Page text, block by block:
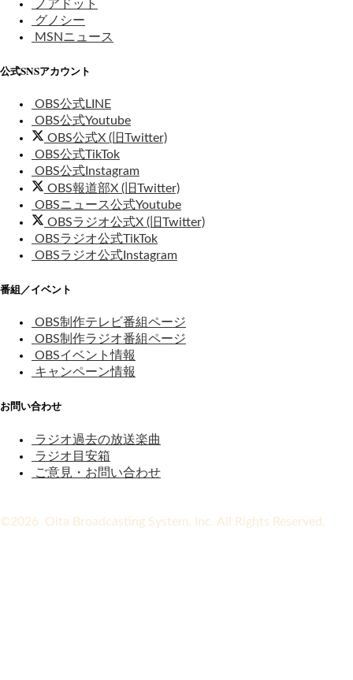
ノアドット
グノシー
MSNニュース
公式SNSアカウント
OBS公式LINE
OBS公式Youtube
OBS公式X (旧Twitter)
OBS公式TikTok
OBS公式Instagram
OBS報道部X (旧Twitter)
OBSニュース公式Youtube
OBSラジオ公式X (旧Twitter)
OBSラジオ公式TikTok
OBSラジオ公式Instagram
番組／イベント
OBS制作テレビ番組ページ
OBS制作ラジオ番組ページ
OBSイベント情報
キャンペーン情報
お問い合わせ
ラジオ過去の放送楽曲
ラジオ目安箱
ご意見・お問い合わせ
©2026 Oita Broadcasting System, Inc. All Rights Reserved.